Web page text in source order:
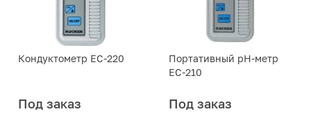
Кондуктометр EC-220
Под заказ
Портативный рН-метр
EC-210
Под заказ